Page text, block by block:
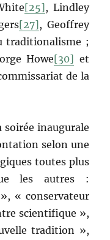
[25], Lindley
[27], Geoffrey
traditionalisme ;
Howe[30] et
de la
inaugurale
selon une
toutes plus
les autres :
« conservateur
scientifique »,
tradition »,